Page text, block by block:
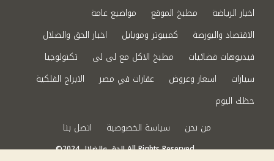
اخبار الرياضة
مطبخ الموقع
مواضيع عامة
الاقتصاد والبورصة
كمبيوتر وموبايل
اخبار الحق والضلال
فيديوهات فضائيات
مطبخ الاكل مع لى لى
تكنولوجيا
سيارات
اسعار وعروض عقارات في مصر
الابراج الفلكية
حظك اليوم
من نحن
سياسة الخصوصية اتصل بنا
©2024 الحق والضلال All Rights Reserved.